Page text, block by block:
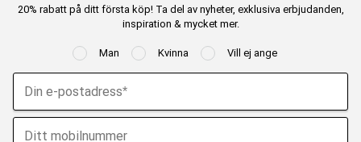
20% rabatt på ditt första köp! Ta del av nyheter, exklusiva erbjudanden,
inspiration & mycket mer.
Man Kvinna Vill ej ange